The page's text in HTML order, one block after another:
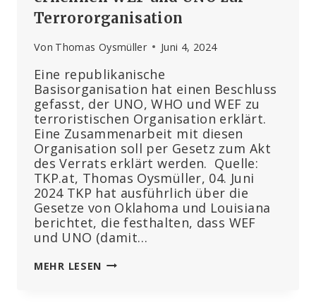
Terrororganisation
Von Thomas Oysmüller Juni 4, 2024
Eine republikanische
Basisorganisation hat einen Beschluss
gefasst, der UNO, WHO und WEF zu
terroristischen Organisation erklärt.
Eine Zusammenarbeit mit diesen
Organisation soll per Gesetz zum Akt
des Verrats erklärt werden. Quelle:
TKP.at, Thomas Oysmüller, 04. Juni
2024 TKP hat ausführlich über die
Gesetze von Oklahoma und Louisiana
berichtet, die festhalten, dass WEF
und UNO (damit…
MEHR LESEN IN